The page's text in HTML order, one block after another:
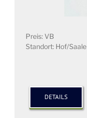
Preis: VB
Standort: Hof/Saale
DETAILS